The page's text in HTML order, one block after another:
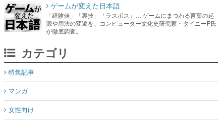
ゲームが変えた日本語
「経験値」「裏技」「ラスボス」… ゲームにまつわる言葉の起
源や用法の変遷を、コンピューター文化史研究家・タイニーP氏
が徹底調査。
カテゴリ
特集記事
マンガ
女性向け